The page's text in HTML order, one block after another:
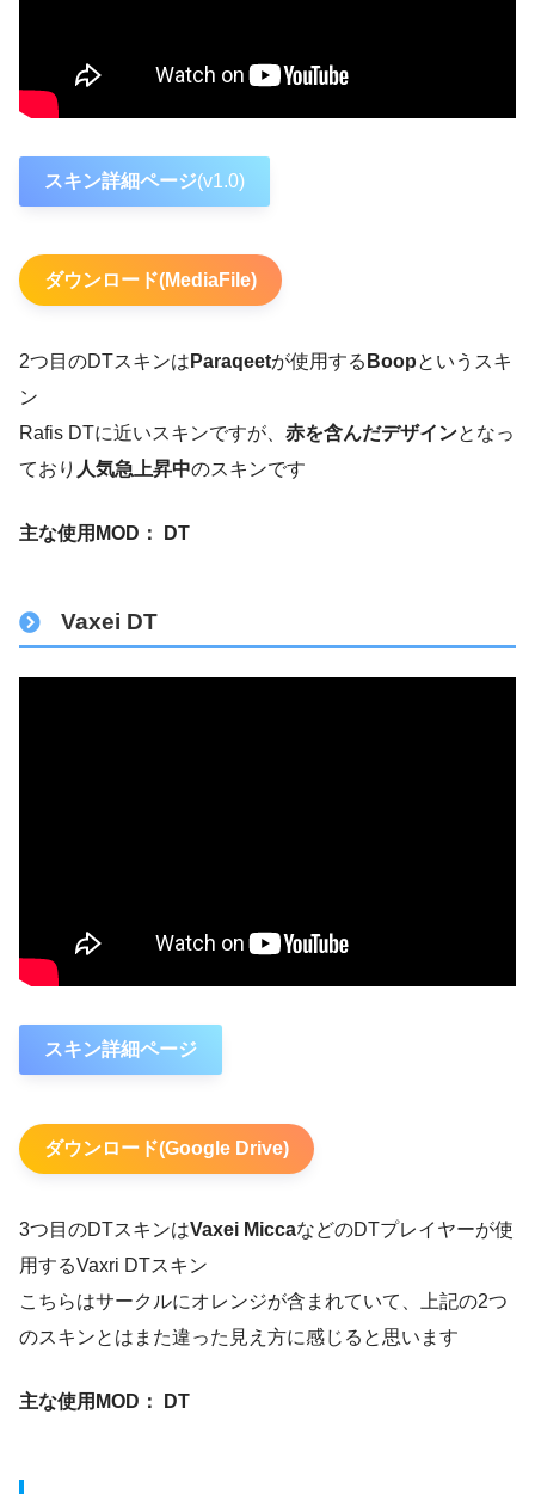
スキン詳細ページ(v1.0)
ダウンロード(MediaFile)
2つ目のDTスキンは Paraqeetが使用する Boopというスキ
ン
Rafis DTに近いスキンですが、 赤を含んだデザインとなっ
ており 人気急上昇中のスキンです
主な使用MOD： DT
Vaxei DT
スキン詳細ページ
ダウンロード(Google Drive)
3つ目のDTスキンはVaxei MiccaなどのDTプレイヤーが使
用するVaxri DTスキン
こちらはサークルにオレンジが含まれていて、上記の2つ
のスキンとはまた違った見え方に感じると思います
主な使用MOD： DT